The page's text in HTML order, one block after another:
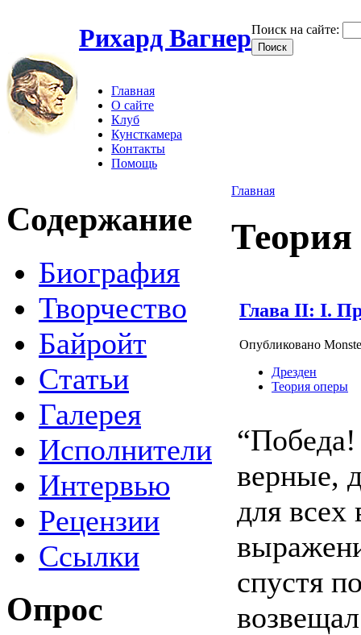
Рихард ВагнерПоиск на сайте:
Главная
О сайте
Клуб
Кунсткамера
Контакты
Помощь
Содержание
Биография
Творчество
Байройт
Статьи
Галерея
Исполнители
Интервью
Рецензии
Ссылки
Опрос
Главная
Глава II: I.
Опубликовано
Дрезден
Теория оперы
верные,
для всех
спустя